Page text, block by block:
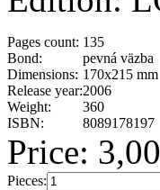
Pages count: 135
Bond:
pevná väzba
Dimensions: 170x215 mm
Release year:2006
Weight:
360
ISBN:
8089178197
Price:
Pieces: